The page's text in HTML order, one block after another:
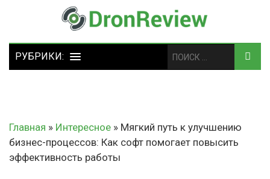
Главная » Интересное » Мягкий путь к улучшению
бизнес-процессов: Как софт помогает повысить
эффективность работы